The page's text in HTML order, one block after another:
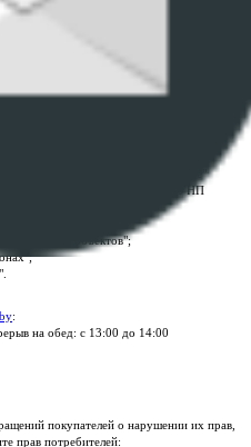
предприятие по оказанию
права защищены авторским
оказанию услуг "БелЮрОбеспечение"
1Б, e-mail:
, УНП
Беларусь:
торговых объектов";
:
на обед: с 13:00 до 14:00
покупателей о нарушении их прав,
прав потребителей: